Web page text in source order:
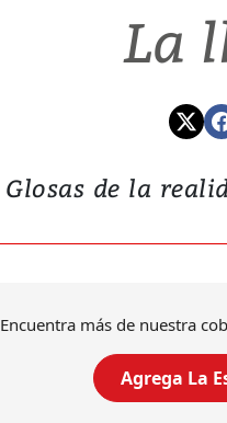
La
Glosas de la
Encuentra más de nuestra
Agrega La